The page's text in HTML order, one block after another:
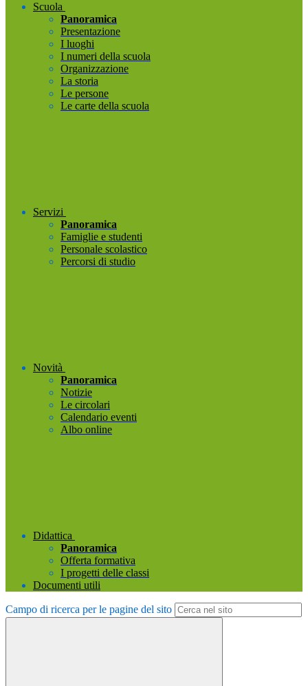
Scuola
Panoramica
Presentazione
I luoghi
I numeri della scuola
Organizzazione
La storia
Le persone
Le carte della scuola
Servizi
Panoramica
Famiglie e studenti
Personale scolastico
Percorsi di studio
Novità
Panoramica
Notizie
Le circolari
Calendario eventi
Albo online
Didattica
Panoramica
Offerta formativa
I progetti delle classi
Documenti utili
Campo di ricerca per le pagine del sito